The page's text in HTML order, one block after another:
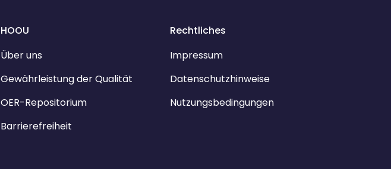
HOOU
Über uns
Gewährleistung der Qualität
OER-Repositorium
Barrierefreiheit
Rechtliches
Impressum
Datenschutzhinweise
Nutzungsbedingungen